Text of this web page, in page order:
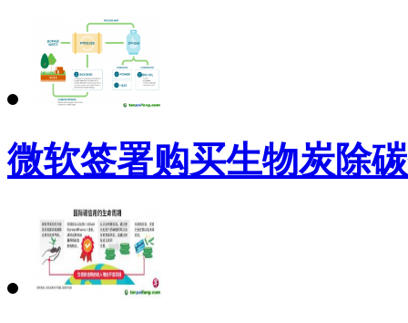
微软签署购买生物炭除